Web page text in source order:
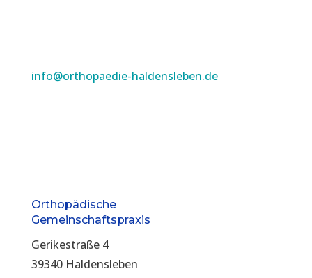
info@orthopaedie-haldensleben.de
Orthopädische
Gemeinschaftspraxis
Gerikestraße 4
39340 Haldensleben